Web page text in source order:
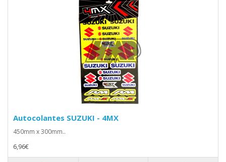
Autocolantes SUZUKI - 4MX
450mm x 300mm..
6,96€